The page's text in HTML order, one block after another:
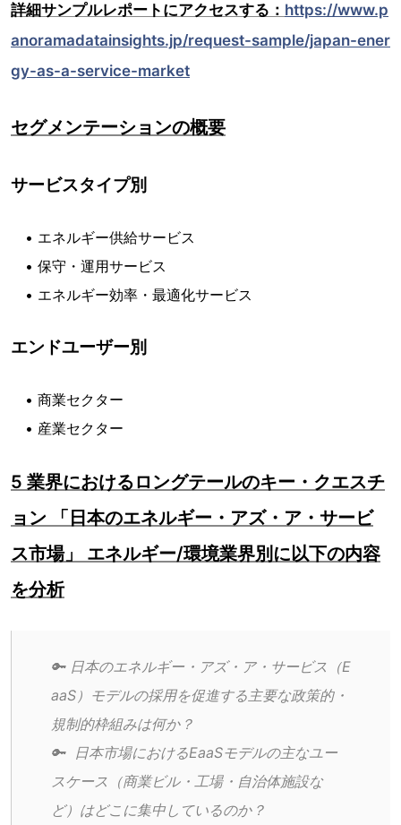
詳細サンプルレポートにアクセスする： https://www.p
anoramadatainsights.jp/request-sample/japan-ener
gy-as-a-service-market
セグメンテーションの概要
サービスタイプ別
• エネルギー供給サービス
• 保守・運用サービス
• エネルギー効率・最適化サービス
エンドユーザー別
• 商業セクター
• 産業セクター
5 業界におけるロングテールのキー・クエスチ
ョン 「日本のエネルギー・アズ・ア・サービ
ス市場」 エネルギー/環境業界別に以下の内容
を分析
🔑 日本のエネルギー・アズ・ア・サービス（E
aaS）モデルの採用を促進する主要な政策的・
規制的枠組みは何か？
🔑  日本市場におけるEaaSモデルの主なユー
スケース（商業ビル・工場・自治体施設な
ど）はどこに集中しているのか？